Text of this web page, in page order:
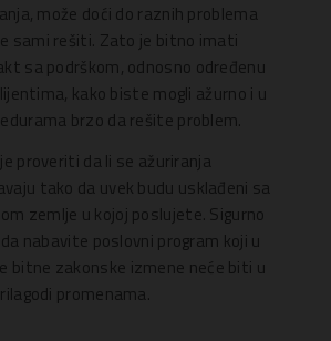
može doći do raznih problema
sami rešiti. Zato je bitno imati
sa podrškom, odnosno određenu
kako biste mogli ažurno i u
brzo da rešite problem.
proveriti da li se ažuriranja
tako da uvek budu usklađeni sa
zemlje u kojoj poslujete. Sigurno
nabavite poslovni program koji u
bitne zakonske izmene neće biti u
promenama.